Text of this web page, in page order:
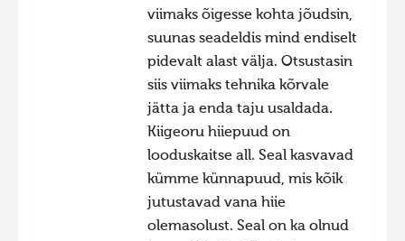
Hiite kuvavõistlus 2011
Hiite kuvavõistlus 2010
Hiite kuvavõistlus 2009
Hiite kuvavõistlus 2008
viimaks õigesse kohta jõudsin,
suunas seadeldis mind endiselt
pidevalt alast välja. Otsustasin
siis viimaks tehnika kõrvale
jätta ja enda taju usaldada.
Kiigeoru hiiepuud on
looduskaitse all. Seal kasvavad
kümme künnapuud, mis kõik
jutustavad vana hiie
olemasolust. Seal on ka olnud